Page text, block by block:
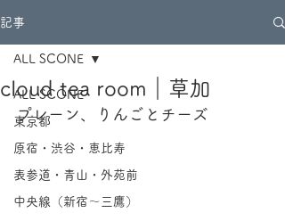
記事
ALL SCONE
東京都
原宿・渋谷・恵比寿
表参道・青山・外苑前
中央線（新宿～三鷹）
ALL SCONE
cloud tea room｜草加
プレーン、りんごとチーズ